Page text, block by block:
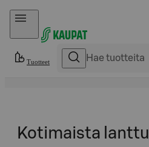
Hyppää sisältöön
Tuotteet
Kotimaista